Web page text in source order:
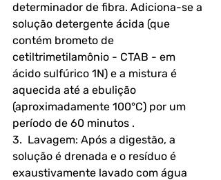
determinador de fibra. Adiciona-se a
solução detergente ácida (que
contém brometo de
cetiltrimetilamônio - CTAB - em
ácido sulfúrico 1N) e a mistura é
aquecida até a ebulição
(aproximadamente 100°C) por um
período de 60 minutos .
3.  Lavagem: Após a digestão, a
solução é drenada e o resíduo é
exaustivamente lavado com água